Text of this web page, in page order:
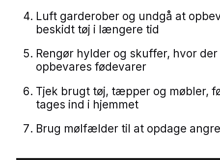
Luft garderober og undgå at
beskidt tøj i længere tid
Rengør hylder og skuffer, hvor der
opbevares fødevarer
Tjek brugt tøj, tæpper og møbler,
tages ind i hjemmet
Brug mølfælder til at opdage